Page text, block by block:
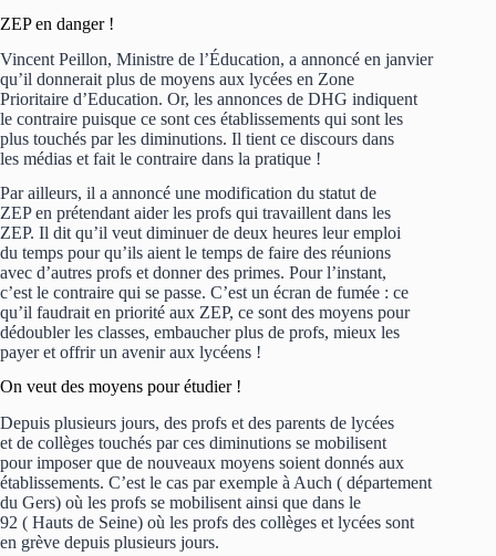
ZEP en danger !
Vincent Peillon, Ministre de l’Éducation, a annoncé en janvier
qu’il donnerait plus de moyens aux lycées en Zone
Prioritaire d’Education. Or, les annonces de DHG indiquent
le contraire puisque ce sont ces établissements qui sont les
plus touchés par les diminutions. Il tient ce discours dans
les médias et fait le contraire dans la pratique !
Par ailleurs, il a annoncé une modification du statut de
ZEP en prétendant aider les profs qui travaillent dans les
ZEP. Il dit qu’il veut diminuer de deux heures leur emploi
du temps pour qu’ils aient le temps de faire des réunions
avec d’autres profs et donner des primes. Pour l’instant,
c’est le contraire qui se passe. C’est un écran de fumée : ce
qu’il faudrait en priorité aux ZEP, ce sont des moyens pour
dédoubler les classes, embaucher plus de profs, mieux les
payer et offrir un avenir aux lycéens !
On veut des moyens pour étudier !
Depuis plusieurs jours, des profs et des parents de lycées
et de collèges touchés par ces diminutions se mobilisent
pour imposer que de nouveaux moyens soient donnés aux
établissements. C’est le cas par exemple à Auch ( département
du Gers) où les profs se mobilisent ainsi que dans le
92 ( Hauts de Seine) où les profs des collèges et lycées sont
en grève depuis plusieurs jours.